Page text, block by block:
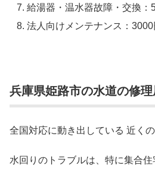
給湯器・温水器故障・交換：
法人向けメンテナンス：3000
兵庫県姫路市の水道の修理
全国対応に動き出している 近く
水回りのトラブルは、特に集合